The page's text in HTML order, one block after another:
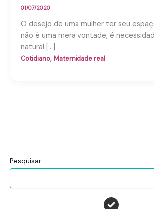
Pesquisar
01/07/2020
O desejo de uma mulher ter seu
não é uma mera vontade, é
natural […]
Cotidiano, Maternidade real